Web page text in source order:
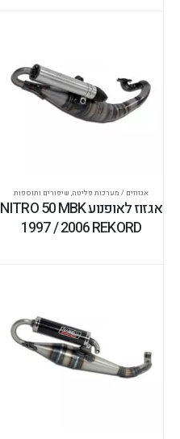
אגזוזים / מערכות פליטה, שיפורים ותוספות
אגזוז לאופנוע NITRO 50 MBK
1997 / 2006 REKORD